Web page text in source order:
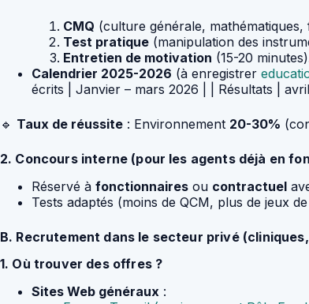
CMQ (culture générale, mathématiques,
Test pratique (manipulation des
Entretien de motivation (15-20
Calendrier 2025-2026 (à enregistrer
écrits | Janvier – mars 2026 | | Résultats | avril
🔹 Taux de réussite : Environnement 20-30%
2. Concours interne (pour les agents déjà en
Réservé à fonctionnaires ou contractuel
Tests adaptés (moins de QCM, plus de jeux
B. Recrutement dans le secteur privé
1. Où trouver des offres ?
Sites Web généraux :